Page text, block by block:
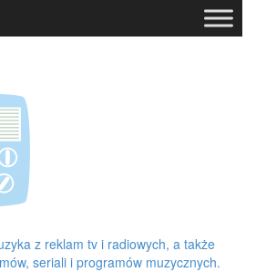
z reklam tv i radiowych, a także
seriali i programów muzycznych.